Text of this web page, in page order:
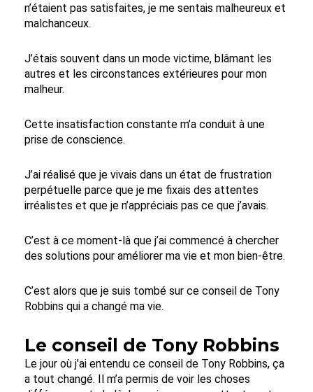
n’étaient pas satisfaites, je me sentais malheureux et
malchanceux.
J’étais souvent dans un mode victime, blâmant les
autres et les circonstances extérieures pour mon
malheur.
Cette insatisfaction constante m’a conduit à une
prise de conscience.
J’ai réalisé que je vivais dans un état de frustration
perpétuelle parce que je me fixais des attentes
irréalistes et que je n’appréciais pas ce que j’avais.
C’est à ce moment-là que j’ai commencé à chercher
des solutions pour améliorer ma vie et mon bien-être.
C’est alors que je suis tombé sur ce conseil de Tony
Robbins qui a changé ma vie.
Le conseil de Tony Robbins
Le jour où j’ai entendu ce conseil de Tony Robbins, ça
a tout changé. Il m’a permis de voir les choses